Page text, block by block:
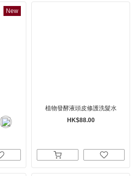
New
植物發酵液頭皮修護洗髮水
HK$88.00